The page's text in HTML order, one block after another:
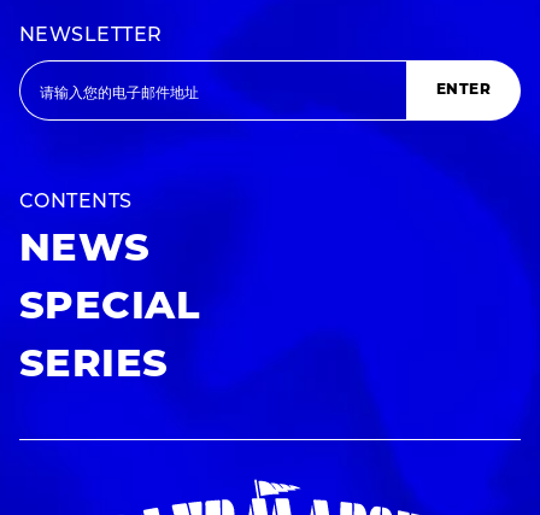
NEWSLETTER
ENTER
CONTENTS
NEWS
SPECIAL
SERIES